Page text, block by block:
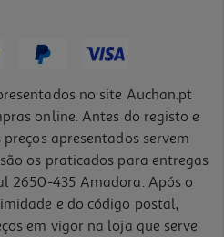
no site Auchan.pt
online. Antes do registo e
apresentados servem
os praticados para entregas
2650-435 Amadora. Após o
e do código postal,
em vigor na loja que serve